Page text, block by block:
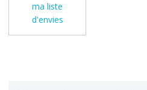
ma liste
d'envies